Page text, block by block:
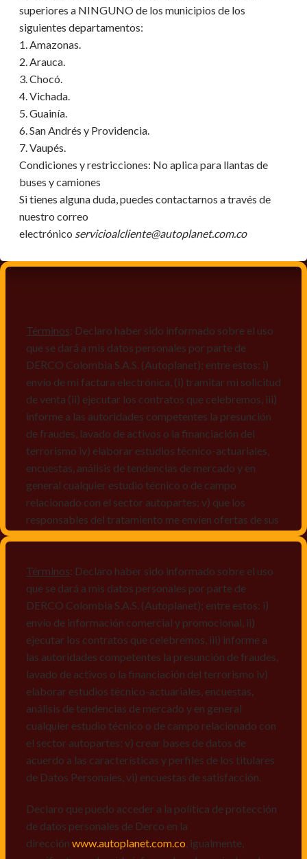
superiores a NINGUNO de los municipios de los
siguientes departamentos:
1. Amazonas.
2. Arauca.
3. Chocó.
4. Vichada.
5. Guainía.
6. San Andrés y Providencia.
7. Vaupés.
Condiciones y restricciones: No aplica para llantas de
buses y camiones
Si tienes alguna duda, puedes contactarnos a través de
nuestro correo
electrónico servicioalcliente@autoplanet.com.co
Términos: Declaro haber sido informado sobre el uso
que se dará a mis datos personales por parte de
DERCO Colombia S.A.S. (Autoplanet); entre estos: i)
envío de mi factura electrónica, (i) tramitar mi solicitud
de venta (ii) ejecutar los contratos que celebremos, iii)
informe a las autoridades competentes la presunción
de fraudes, lavado de activos o la financiación del
terrorismo iv) elaborar estudios técnico-actuariales,
encuestas, análisis de tendencias de mercado y en
general cualquier estudio técnico o de campo
relacionado con el sector autopartes; v) que los
responsables del tratamiento me envíen ofertas de sus
mismos, vi) crear bases de datos de acuerdo a las
características y perfiles de los titulares de Datos
Personales, v) encuestas de satisfacción, vi) reportes
recall.
Declaro que puedo acceder a la política de protección
de datos personales de Derco en la
direcciónwww.autoplanet.com.co, igualmente,
manifiesto que he sido informado sobre mis derechos
a conocer, actualizar, rectificar, suprimir, solicitar
prueba: i) de autorización y ii) finalidad, presentar
quejas y/o reclamos en canales de
atención: servicioalcliente@derco.com.coy en
responsables, para que efectúen el tratamiento de mis
datos conforme lo expuesto.
Términos: Declaro haber sido informado sobre el uso
que se dará a mis datos personales por parte de
DERCO Colombia S.A.S. (Autoplanet); entre estos: i)
envío de información comercial y promocional, ii)
ejecutar los contratos que celebremos, iii) informe a
las autoridades competentes la presunción de fraudes,
lavado de activos o la financiación del terrorismo iv)
elaborar estudios técnico-actuariales, encuestas,
análisis de tendencias de mercado y en general
cualquier estudio técnico o de campo relacionado con
el sector autopartes; v) crear bases de datos de
acuerdo a las características y perfiles de los titulares
de Datos Personales, vi) encuestas de satisfacción.
Declaro que puedo acceder a la política de protección
de datos personales de Derco en la
dirección www.autoplanet.com.co , igualmente,